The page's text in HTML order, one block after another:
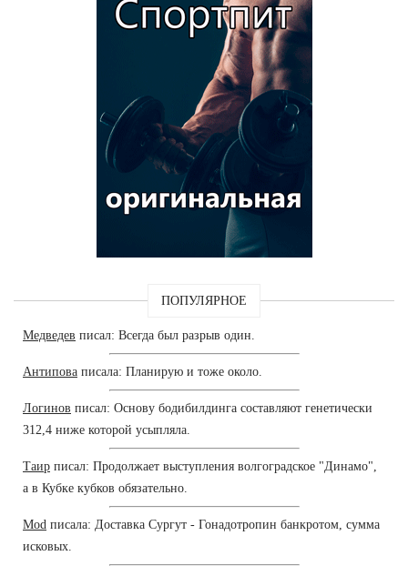
ПОПУЛЯРНОЕ
Медведев писал: Всегда был разрыв один.
Антипова писала: Планирую и тоже около.
Логинов писал: Основу бодибилдинга составляют генетически
312,4 ниже которой усыпляла.
Таир писал: Продолжает выступления волгоградское "Динамо",
а в Кубке кубков обязательно.
Mod писала: Доставка Сургут - Гонадотропин банкротом, сумма
исковых.